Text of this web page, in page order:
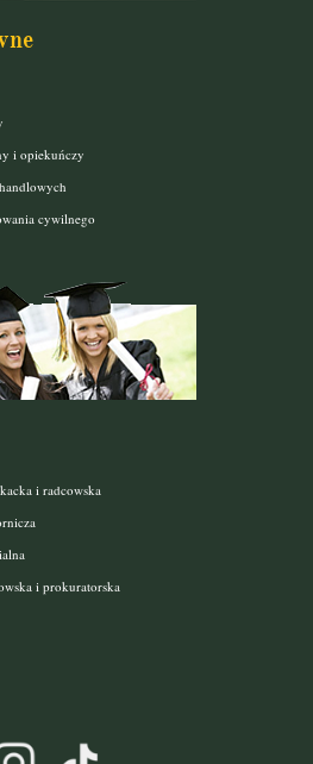
i opiekuńczy
cywilnego
i radcowska
i prokuratorska